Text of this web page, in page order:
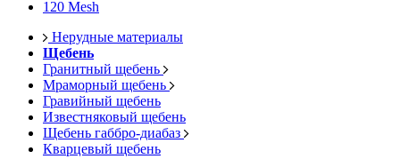
120 Mesh
Нерудные материалы
Щебень
Гранитный щебень
Мраморный щебень
Гравийный щебень
Известняковый щебень
Щебень габбро-диабаз
Кварцевый щебень